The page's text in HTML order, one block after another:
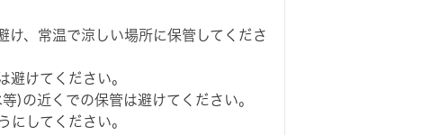
、常温で涼しい場所に保管してくださ
避けてください。
)の近くでの保管は避けてください。
してください。